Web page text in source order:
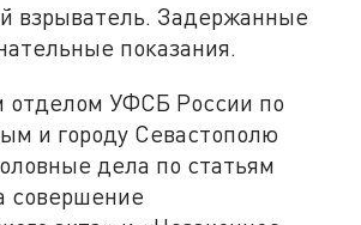
взрыватель. Задержанные
показания.
отделом УФСБ России по
и городу Севастополю
дела по статьям
совершение